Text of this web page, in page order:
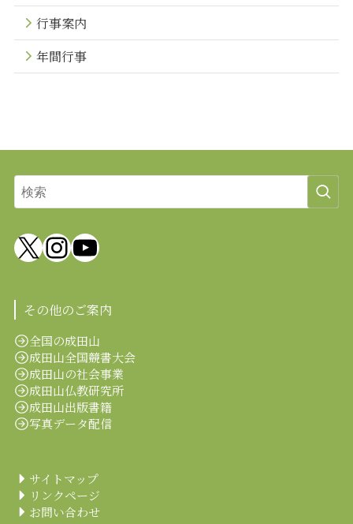
行事案内
年間行事
X Instagram
YouTube
その他のご案内
全国の成田山
成田山全国競書大会
成田山の社会事業
成田山仏教研究所
成田山出版書籍
写真データ配信
サイトマップ
リンクページ
お問い合わせ